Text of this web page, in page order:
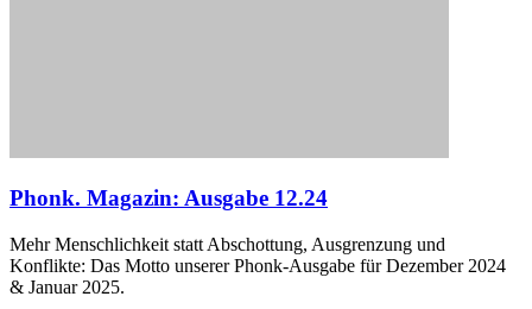
Phonk. Magazin: Ausgabe 12.24
Mehr Menschlichkeit statt Abschottung, Ausgrenzung und
Konflikte: Das Motto unserer Phonk-Ausgabe für Dezember 2024
& Januar 2025.